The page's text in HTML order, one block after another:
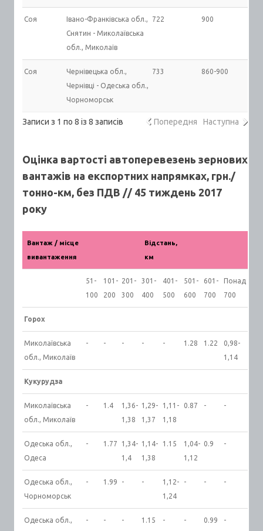
Соя
Івано-Франківська обл.,
Снятин - Миколаївська
обл., Миколаїв
722 900
Соя
Чернівецька обл.,
Чернівці - Одеська обл.,
Чорноморськ
733 860-900
Записи з 1 по 8 із 8 записів Попередня Наступна
Оцінка вартості автоперевезень зернових
вантажів на експортних напрямках, грн./
тонно-км, без ПДВ // 45 тиждень 2017
року
Вантаж / місце
вивантаження
Відстань,
км
51-
100
101-
200
201-
300
301-
400
401-
500
501-
600
601-
700
Понад
700
Горох
Миколаївська
обл., Миколаїв
- - - - - 1.28 1.22
0,98-
1,14
Кукурудза
Миколаївська
обл., Миколаїв
- 1.4
1,36-
1,38
1,29-
1,37
1,11-
1,18
0.87 - -
Одеська обл.,
Одеса
- 1.77
1,34-
1,4
1,14-
1,38
1.15
1,04-
1,12
0.9 -
Одеська обл.,
Чорноморськ
- 1.99 - -
1,12-
1,24
- - -
Одеська обл.,
- - - 1.15 - - 0.99 -